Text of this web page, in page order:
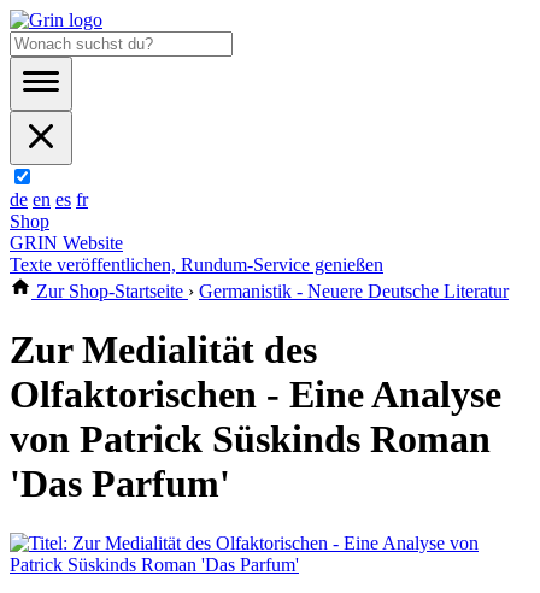
de en es fr
Shop
GRIN Website
Texte veröffentlichen, Rundum-Service genießen
Zur Shop-Startseite › Germanistik - Neuere Deutsche Literatur
Zur Medialität des
Olfaktorischen - Eine Analyse
von Patrick Süskinds Roman
'Das Parfum'